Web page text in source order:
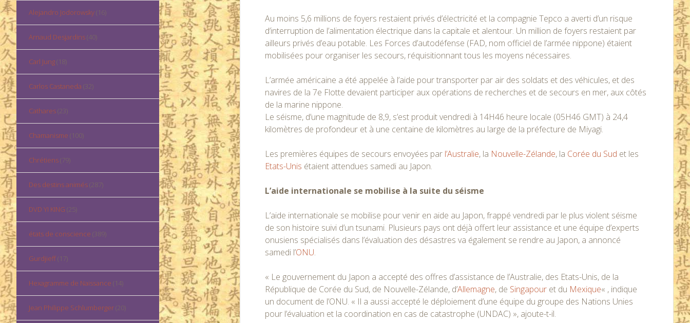
Alejandro Jodorowsky(16)
Arnaud Desjardins(40)
Carl Jung(18)
Carlos Castaneda (32)
Cathares(23)
Chamanisme (100)
Chrétiens(79)
Des destins animés(287)
DVD YI KING (25)
états de conscience (389)
Gurdjieff(17)
Hexagramme de Naissance (14)
Jean Philippe Schlumberger(20)
Au moins 5,6 millions de foyers restaient privés d’électricité et la compagnie Tepco a averti d’un risque
d’interruption de l’alimentation électrique dans la capitale et alentour. Un million de foyers restaient par
ailleurs privés d’eau potable. Les Forces d’autodéfense (FAD, nom officiel de l’armée nippone) étaient
mobilisées pour organiser les secours, réquisitionnant tous les moyens nécessaires.
L’armée américaine a été appelée à l’aide pour transporter par air des soldats et des véhicules, et des
navires de la 7e Flotte devaient participer aux opérations de recherches et de secours en mer, aux côtés
de la marine nippone.
Le séisme, d’une magnitude de 8,9, s’est produit vendredi à 14H46 heure locale (05H46 GMT) à 24,4
kilomètres de profondeur et à une centaine de kilomètres au large de la préfecture de Miyagi.
Les premières équipes de secours envoyées par l’Australie, la Nouvelle-Zélande, la Corée du Sud et les
Etats-Unis étaient attendues samedi au Japon.
L’aide internationale se mobilise à la suite du séisme
L’aide internationale se mobilise pour venir en aide au Japon, frappé vendredi par le plus violent séisme
de son histoire suivi d’un tsunami. Plusieurs pays ont déjà offert leur assistance et une équipe d’experts
onusiens spécialisés dans l’évaluation des désastres va également se rendre au Japon, a annoncé
samedi l’ONU.
« Le gouvernement du Japon a accepté des offres d’assistance de l’Australie, des Etats-Unis, de la
République de Corée du Sud, de Nouvelle-Zélande, d’Allemagne, de Singapour et du Mexique« , indique
un document de l’ONU. « Il a aussi accepté le déploiement d’une équipe du groupe des Nations Unies
pour l’évaluation et la coordination en cas de catastrophe (UNDAC) », ajoute-t-il.